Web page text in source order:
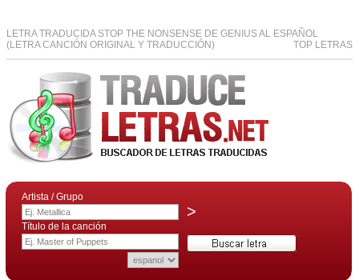
LETRA TRADUCIDA STOP THE NONSENSE DE GENIUS AL ESPAÑOL
(LETRA CANCIÓN ORIGINAL Y TRADUCCIÓN)
TOP LETRAS
Artista / Grupo
>
Título de la canción